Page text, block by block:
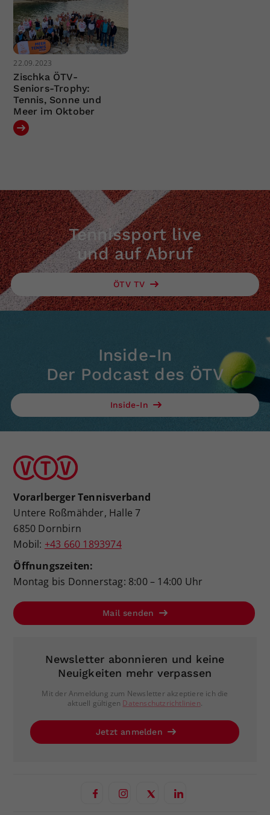
22.09.2023
Zischka ÖTV-
Seniors-Trophy:
Tennis, Sonne und
Meer im Oktober
Tennissport live
und auf Abruf
ÖTV TV
Inside-In
Der Podcast des ÖTV
Inside-In
Vorarlberger Tennisverband
Untere Roßmähder, Halle 7
6850 Dornbirn
Mobil: +43 660 1893974
Öffnungszeiten:
Montag bis Donnerstag: 8:00 – 14:00 Uhr
Mail senden
Newsletter abonnieren und keine
Neuigkeiten mehr verpassen
Mit der Anmeldung zum Newsletter akzeptiere ich die
aktuell gültigen Datenschutzrichtlinien.
Jetzt anmelden